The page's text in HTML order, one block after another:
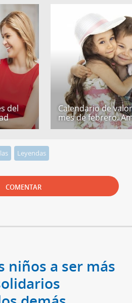
del
Calendario de
mes de febrero.
Leyendas
COMENTAR
niños a ser más